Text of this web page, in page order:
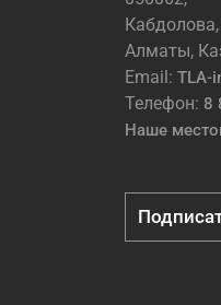
Алматы,
Email: TLA-
Телефон: 8
Наше